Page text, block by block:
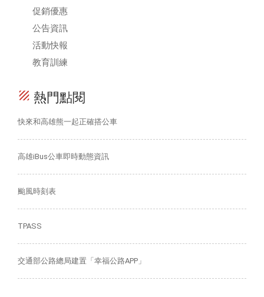
促銷優惠
公告資訊
活動快報
教育訓練
texture 熱門點閱
快來和高雄熊一起正確搭公車
高雄iBus公車即時動態資訊
颱風時刻表
TPASS
交通部公路總局建置「幸福公路APP」